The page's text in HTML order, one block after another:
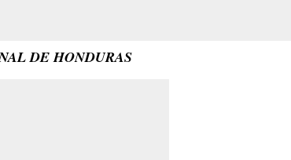
DE HONDURAS